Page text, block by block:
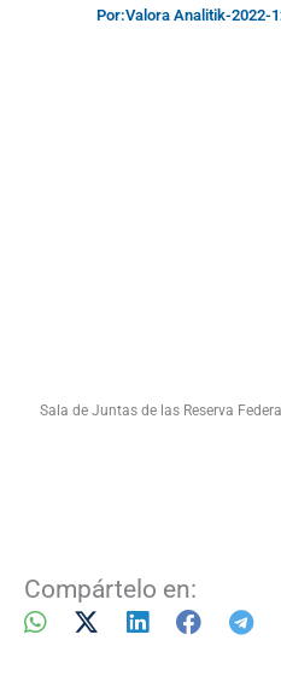
Por:Valora Analitik-2022-
Sala de Juntas de las Reserva
Compártelo en: